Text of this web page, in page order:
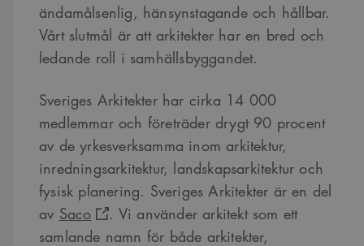
ändamålsenlig, hänsynstagande och hållbar.
Vårt slutmål är att arkitekter har en bred och
ledande roll i samhällsbyggandet.
Sveriges Arkitekter har cirka 14 000
medlemmar och företräder drygt 90 procent
av de yrkesverksamma inom arkitektur,
inredningsarkitektur, landskapsarkitektur och
fysisk planering. Sveriges Arkitekter är en del
av Saco
. Vi använder arkitekt som ett
samlande namn för både arkitekter,